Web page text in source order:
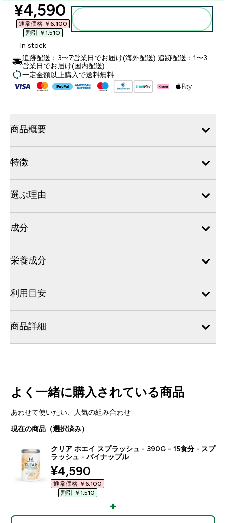
discounted price
¥4,590‎
通常価格 ￥6,100‎
割引 ￥1,510‎
In stock
追跡配送：3〜7営業日でお届け(海外配送) 追跡配送：1〜3
営業日でお届け(国内配送)
一定金額以上購入で送料無料
商品概要
特徴
選ぶ理由
成分
栄養成分
利用目安
商品詳細
よく一緒に購入されている商品
あわせて使いたい、人気の組み合わせ
現在の商品（選択済み）
クリア ホエイ スプラッシュ - 390G - 15食分 - スプ
ラッシュ - パイナップル
discounted price
¥4,590‎
通常価格 ￥6,100‎
割引 ￥1,510‎